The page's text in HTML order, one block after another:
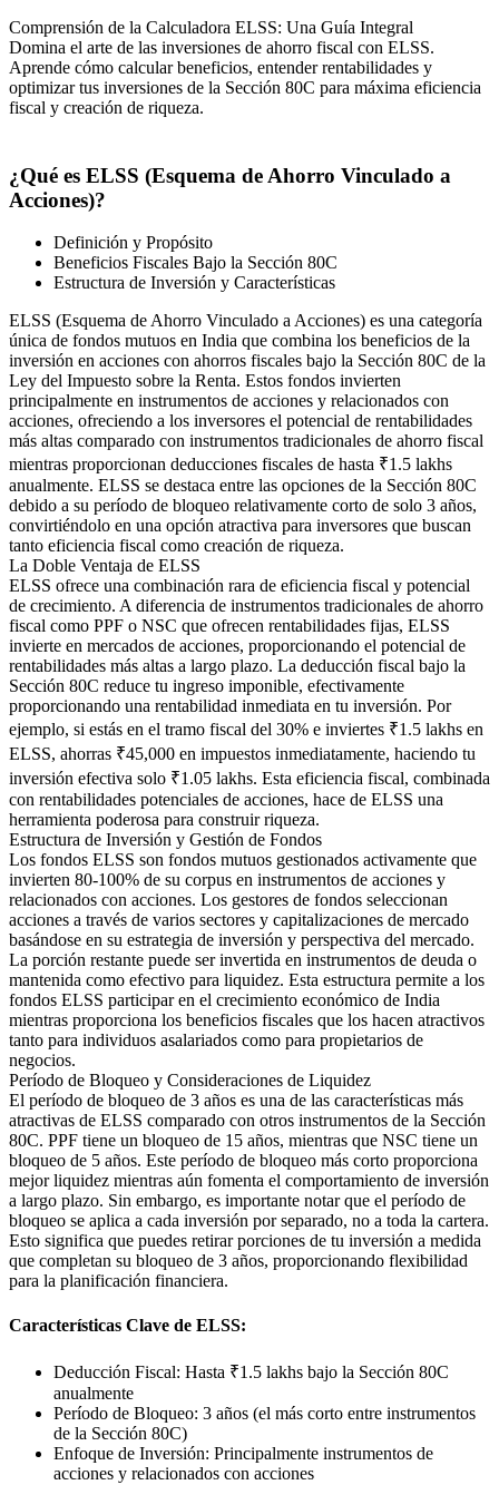
Comprensión de la Calculadora ELSS: Una Guía Integral
Domina el arte de las inversiones de ahorro fiscal con ELSS.
Aprende cómo calcular beneficios, entender rentabilidades y
optimizar tus inversiones de la Sección 80C para máxima eficiencia
fiscal y creación de riqueza.
¿Qué es ELSS (Esquema de Ahorro Vinculado a
Acciones)?
Definición y Propósito
Beneficios Fiscales Bajo la Sección 80C
Estructura de Inversión y Características
ELSS (Esquema de Ahorro Vinculado a Acciones) es una categoría
única de fondos mutuos en India que combina los beneficios de la
inversión en acciones con ahorros fiscales bajo la Sección 80C de la
Ley del Impuesto sobre la Renta. Estos fondos invierten
principalmente en instrumentos de acciones y relacionados con
acciones, ofreciendo a los inversores el potencial de rentabilidades
más altas comparado con instrumentos tradicionales de ahorro fiscal
mientras proporcionan deducciones fiscales de hasta ₹1.5 lakhs
anualmente. ELSS se destaca entre las opciones de la Sección 80C
debido a su período de bloqueo relativamente corto de solo 3 años,
convirtiéndolo en una opción atractiva para inversores que buscan
tanto eficiencia fiscal como creación de riqueza.
La Doble Ventaja de ELSS
ELSS ofrece una combinación rara de eficiencia fiscal y potencial
de crecimiento. A diferencia de instrumentos tradicionales de ahorro
fiscal como PPF o NSC que ofrecen rentabilidades fijas, ELSS
invierte en mercados de acciones, proporcionando el potencial de
rentabilidades más altas a largo plazo. La deducción fiscal bajo la
Sección 80C reduce tu ingreso imponible, efectivamente
proporcionando una rentabilidad inmediata en tu inversión. Por
ejemplo, si estás en el tramo fiscal del 30% e inviertes ₹1.5 lakhs en
ELSS, ahorras ₹45,000 en impuestos inmediatamente, haciendo tu
inversión efectiva solo ₹1.05 lakhs. Esta eficiencia fiscal, combinada
con rentabilidades potenciales de acciones, hace de ELSS una
herramienta poderosa para construir riqueza.
Estructura de Inversión y Gestión de Fondos
Los fondos ELSS son fondos mutuos gestionados activamente que
invierten 80-100% de su corpus en instrumentos de acciones y
relacionados con acciones. Los gestores de fondos seleccionan
acciones a través de varios sectores y capitalizaciones de mercado
basándose en su estrategia de inversión y perspectiva del mercado.
La porción restante puede ser invertida en instrumentos de deuda o
mantenida como efectivo para liquidez. Esta estructura permite a los
fondos ELSS participar en el crecimiento económico de India
mientras proporciona los beneficios fiscales que los hacen atractivos
tanto para individuos asalariados como para propietarios de
negocios.
Período de Bloqueo y Consideraciones de Liquidez
El período de bloqueo de 3 años es una de las características más
atractivas de ELSS comparado con otros instrumentos de la Sección
80C. PPF tiene un bloqueo de 15 años, mientras que NSC tiene un
bloqueo de 5 años. Este período de bloqueo más corto proporciona
mejor liquidez mientras aún fomenta el comportamiento de inversión
a largo plazo. Sin embargo, es importante notar que el período de
bloqueo se aplica a cada inversión por separado, no a toda la cartera.
Esto significa que puedes retirar porciones de tu inversión a medida
que completan su bloqueo de 3 años, proporcionando flexibilidad
para la planificación financiera.
Características Clave de ELSS:
Deducción Fiscal: Hasta ₹1.5 lakhs bajo la Sección 80C
anualmente
Período de Bloqueo: 3 años (el más corto entre instrumentos
de la Sección 80C)
Enfoque de Inversión: Principalmente instrumentos de
acciones y relacionados con acciones